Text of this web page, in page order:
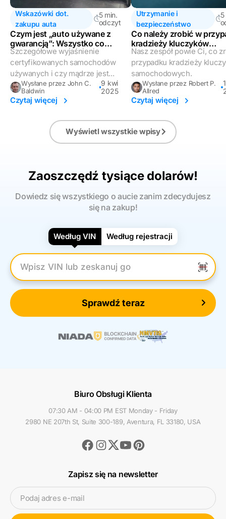
Wskazówki dot.
zakupu auta
5 min.
odczyt
Czym jest „auto używane z
gwarancją”: Wszystko co
musisz wiedzieć
Szczegółowe wyjaśnienie
certyfikowanych samochodów
używanych i czy mądrze jest...
Wysłane przez John C.
Baldwin
9 kwi
2025
Czytaj więcej
Utrzymanie i
bezpieczeństwo
5
Co należy zrobić w
kradzieży kluczyków
samochodowych?
Nasz zespół powie Ci, co
przypadku kradzieży
samochodowych.
Wysłane przez Robert P.
Allred
Czytaj więcej
Wyświetl wszystkie wpisy
Zaoszczędź tysiące dolarów!
Dowiedz się wszystkiego o aucie zanim zdecydujesz
się na zakup!
Według VIN Według rejestracji
Wpisz numer VIN
Sprawdź teraz
Biuro Obsługi Klienta
07:30 AM - 04:00 PM EST Monday - Friday
2980 NE 207th St, Suite 300-189, Aventura, FL 33180, USA
Facebook
Instagram
TwitterYoutubePinterest
Zapisz się na newsletter
Podaj adres e-mail